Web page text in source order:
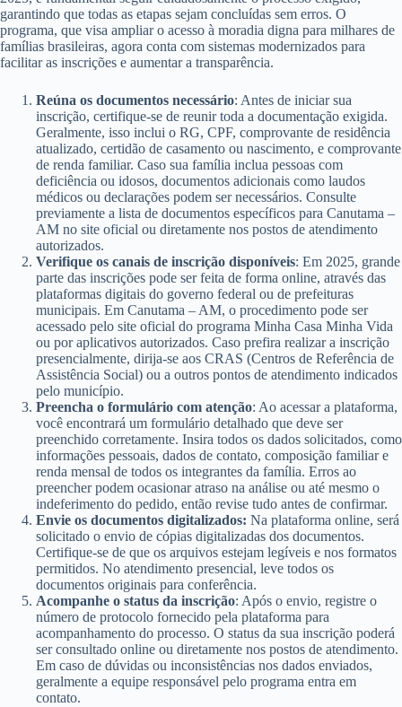
garantindo que todas as etapas sejam concluídas sem erros. O
programa, que visa ampliar o acesso à moradia digna para milhares de
famílias brasileiras, agora conta com sistemas modernizados para
facilitar as inscrições e aumentar a transparência.
Reúna os documentos necessário: Antes de iniciar sua
inscrição, certifique-se de reunir toda a documentação exigida.
Geralmente, isso inclui o RG, CPF, comprovante de residência
atualizado, certidão de casamento ou nascimento, e comprovante
de renda familiar. Caso sua família inclua pessoas com
deficiência ou idosos, documentos adicionais como laudos
médicos ou declarações podem ser necessários. Consulte
previamente a lista de documentos específicos para Canutama –
AM no site oficial ou diretamente nos postos de atendimento
autorizados.
Verifique os canais de inscrição disponíveis: Em 2025, grande
parte das inscrições pode ser feita de forma online, através das
plataformas digitais do governo federal ou de prefeituras
municipais. Em Canutama – AM, o procedimento pode ser
acessado pelo site oficial do programa Minha Casa Minha Vida
ou por aplicativos autorizados. Caso prefira realizar a inscrição
presencialmente, dirija-se aos CRAS (Centros de Referência de
Assistência Social) ou a outros pontos de atendimento indicados
pelo município.
Preencha o formulário com atenção: Ao acessar a plataforma,
você encontrará um formulário detalhado que deve ser
preenchido corretamente. Insira todos os dados solicitados, como
informações pessoais, dados de contato, composição familiar e
renda mensal de todos os integrantes da família. Erros ao
preencher podem ocasionar atraso na análise ou até mesmo o
indeferimento do pedido, então revise tudo antes de confirmar.
Envie os documentos digitalizados: Na plataforma online, será
solicitado o envio de cópias digitalizadas dos documentos.
Certifique-se de que os arquivos estejam legíveis e nos formatos
permitidos. No atendimento presencial, leve todos os
documentos originais para conferência.
Acompanhe o status da inscrição: Após o envio, registre o
número de protocolo fornecido pela plataforma para
acompanhamento do processo. O status da sua inscrição poderá
ser consultado online ou diretamente nos postos de atendimento.
Em caso de dúvidas ou inconsistências nos dados enviados,
geralmente a equipe responsável pelo programa entra em
contato.